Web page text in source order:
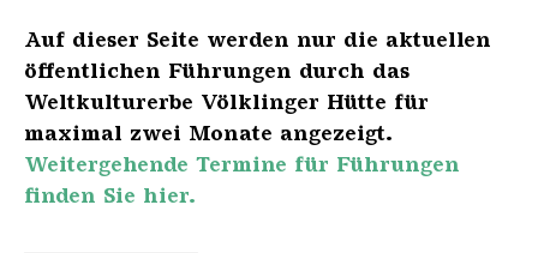
Auf dieser Seite werden nur die aktuellen
öffentlichen Führungen durch das
Weltkulturerbe Völklinger Hütte für
maximal zwei Monate angezeigt.
Weitergehende Termine für Führungen
finden Sie hier.